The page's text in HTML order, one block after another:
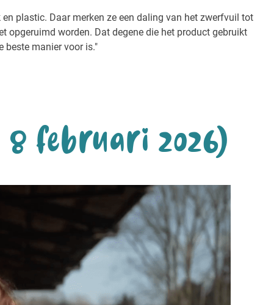
plastic. Daar merken ze een daling van het zwerfvuil tot
opgeruimd worden. Dat degene die het product gebruikt
beste manier voor is."
8 februari 2026)